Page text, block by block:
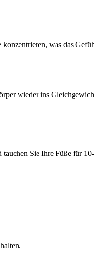
was das
wieder ins
Sie Ihre Füße für